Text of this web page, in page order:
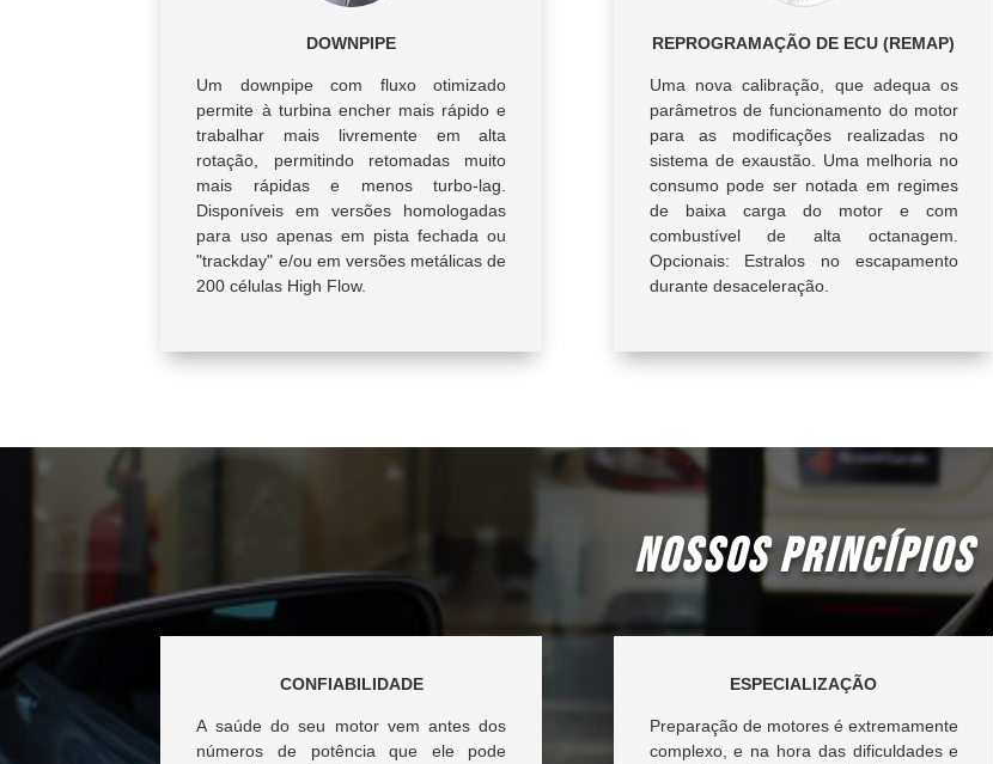
DOWNPIPE
Um downpipe com fluxo otimizado
permite à turbina encher mais rápido e
trabalhar mais livremente em alta
rotação, permitindo retomadas muito
mais rápidas e menos turbo-lag.
Disponíveis em versões homologadas
para uso apenas em pista fechada ou
"trackday" e/ou em versões metálicas de
200 células High Flow.
REPROGRAMAÇÃO DE ECU (REMAP)
Uma nova calibração, que adequa os
parâmetros de funcionamento do motor
para as modificações realizadas no
sistema de exaustão. Uma melhoria no
consumo pode ser notada em regimes
de baixa carga do motor e com
combustível de alta octanagem.
Opcionais: Estralos no escapamento
durante desaceleração.
NOSSOS PRINCÍPIOS
CONFIABILIDADE
A saúde do seu motor vem antes dos
números de potência que ele pode
ESPECIALIZAÇÃO
Preparação de motores é extremamente
complexo, e na hora das dificuldades e